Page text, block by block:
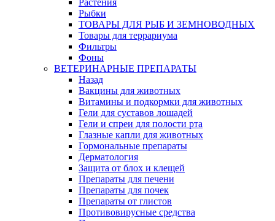
Растения
Рыбки
ТОВАРЫ ДЛЯ РЫБ И ЗЕМНОВОДНЫХ
Товары для террариума
Фильтры
Фоны
ВЕТЕРИНАРНЫЕ ПРЕПАРАТЫ
Назад
Вакцины для животных
Витамины и подкормки для животных
Гели для суставов лошадей
Гели и спреи для полости рта
Глазные капли для животных
Гормональные препараты
Дерматология
Защита от блох и клещей
Препараты для печени
Препараты для почек
Препараты от глистов
Противовирусные средства